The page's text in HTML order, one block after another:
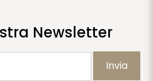
Newsletter
Invia